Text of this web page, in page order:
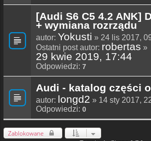
[Audi S6 C5 4.2 ANK]
+ wymiana rozrządu
autor: Yokusti » 24 lis 2017,
Ostatni post autor: robertas »
29 kwie 2019, 17:44
Odpowiedzi: 7
Audi - katalog części
autor: longd2 » 14 sty 2017,
Odpowiedzi: 0
Zablokowane